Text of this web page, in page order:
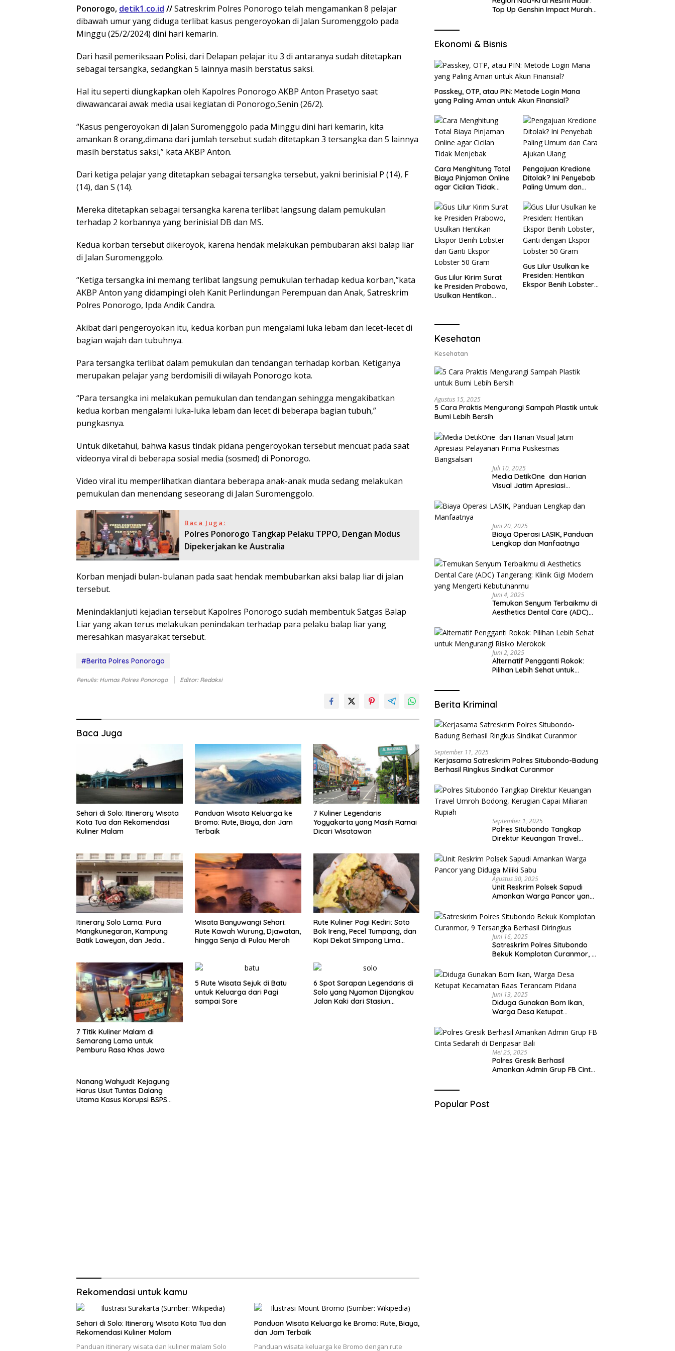
Ponorogo, detik1.co.id //Satreskrim Polres Ponorogo telah mengamankan 8 pelajar
dibawah umur yang diduga terlibat kasus pengeroyokan di Jalan Suromenggolo pada
Minggu (25/2/2024) dini hari kemarin.
Dari hasil pemeriksaan Polisi, dari Delapan pelajar itu 3 di antaranya sudah ditetapkan
sebagai tersangka, sedangkan 5 lainnya masih berstatus saksi.
Hal itu seperti diungkapkan oleh Kapolres Ponorogo AKBP Anton Prasetyo saat
diwawancarai awak media usai kegiatan di Ponorogo,Senin (26/2).
“Kasus pengeroyokan di Jalan Suromenggolo pada Minggu dini hari kemarin, kita
amankan 8 orang,dimana dari jumlah tersebut sudah ditetapkan 3 tersangka dan 5 lainnya
masih berstatus saksi,” kata AKBP Anton.
Dari ketiga pelajar yang ditetapkan sebagai tersangka tersebut, yakni berinisial P (14), F
(14), dan S (14).
Mereka ditetapkan sebagai tersangka karena terlibat langsung dalam pemukulan
terhadap 2 korbannya yang berinisial DB dan MS.
Kedua korban tersebut dikeroyok, karena hendak melakukan pembubaran aksi balap liar
di Jalan Suromenggolo.
“Ketiga tersangka ini memang terlibat langsung pemukulan terhadap kedua korban,”kata
AKBP Anton yang didampingi oleh Kanit Perlindungan Perempuan dan Anak, Satreskrim
Polres Ponorogo, Ipda Andik Candra.
Akibat dari pengeroyokan itu, kedua korban pun mengalami luka lebam dan lecet-lecet di
bagian wajah dan tubuhnya.
Para tersangka terlibat dalam pemukulan dan tendangan terhadap korban. Ketiganya
merupakan pelajar yang berdomisili di wilayah Ponorogo kota.
“Para tersangka ini melakukan pemukulan dan tendangan sehingga mengakibatkan
kedua korban mengalami luka-luka lebam dan lecet di beberapa bagian tubuh,”
pungkasnya.
Untuk diketahui, bahwa kasus tindak pidana pengeroyokan tersebut mencuat pada saat
videonya viral di beberapa sosial media (sosmed) di Ponorogo.
Video viral itu memperlihatkan diantara beberapa anak-anak muda sedang melakukan
pemukulan dan menendang seseorang di Jalan Suromenggolo.
Baca Juga:
Polres Ponorogo Tangkap Pelaku TPPO, Dengan Modus
Dipekerjakan ke Australia
Korban menjadi bulan-bulanan pada saat hendak membubarkan aksi balap liar di jalan
tersebut.
Menindaklanjuti kejadian tersebut Kapolres Ponorogo sudah membentuk Satgas Balap
Liar yang akan terus melakukan penindakan terhadap para pelaku balap liar yang
meresahkan masyarakat tersebut.
#Berita Polres Ponorogo
Penulis: Humas Polres Ponorogo Editor: Redaksi
Baca Juga
Sehari di Solo: Itinerary Wisata
Kota Tua dan Rekomendasi
Kuliner Malam
Panduan Wisata Keluarga ke
Bromo: Rute, Biaya, dan Jam
Terbaik
7 Kuliner Legendaris
Yogyakarta yang Masih Ramai
Dicari Wisatawan
Itinerary Solo Lama: Pura
Mangkunegaran, Kampung
Batik Laweyan, dan Jeda
Wisata Banyuwangi Sehari:
Rute Kawah Wurung, Djawatan,
hingga Senja di Pulau Merah
Rute Kuliner Pagi Kediri: Soto
Bok Ireng, Pecel Tumpang, dan
Kopi Dekat Simpang Lima
7 Titik Kuliner Malam di
Semarang Lama untuk
Pemburu Rasa Khas Jawa
5 Rute Wisata Sejuk di Batu
untuk Keluarga dari Pagi
sampai Sore
6 Spot Sarapan Legendaris di
Solo yang Nyaman Dijangkau
Jalan Kaki dari Stasiun
Nanang Wahyudi: Kejagung
Harus Usut Tuntas Dalang
Utama Kasus Korupsi BSPS
Rekomendasi untuk kamu
Sehari di Solo: Itinerary Wisata Kota Tua dan
Rekomendasi Kuliner Malam
Panduan itinerary wisata dan kuliner malam Solo
Panduan Wisata Keluarga ke Bromo: Rute, Biaya,
dan Jam Terbaik
Panduan wisata keluarga ke Bromo dengan rute
Top Up Genshin Impact Murah
Ekonomi & Bisnis
Passkey, OTP, atau PIN: Metode Login Mana
yang Paling Aman untuk Akun Finansial?
Cara Menghitung Total
Biaya Pinjaman Online
agar Cicilan Tidak
Pengajuan Kredione
Ditolak? Ini Penyebab
Paling Umum dan
Gus Lilur Kirim Surat
ke Presiden Prabowo,
Usulkan Hentikan
Lobster 50 Gram
Gus Lilur Usulkan ke
Presiden: Hentikan
Ekspor Benih Lobster,
Kesehatan
Kesehatan
Agustus 15, 2025
5 Cara Praktis Mengurangi Sampah Plastik untuk
Bumi Lebih Bersih
Juli 10, 2025
Media DetikOne dan Harian
Visual Jatim Apresiasi
Bangsalsari
Juni 20, 2025
Biaya Operasi LASIK, Panduan
Lengkap dan Manfaatnya
Juni 4, 2025
Temukan Senyum Terbaikmu di
Aesthetics Dental Care (ADC)
yang Mengerti Kebutuhanmu
Juni 2, 2025
Alternatif Pengganti Rokok:
Pilihan Lebih Sehat untuk
Berita Kriminal
September 11, 2025
Kerjasama Satreskrim Polres Situbondo-Badung
Berhasil Ringkus Sindikat Curanmor
September 1, 2025
Polres Situbondo Tangkap
Direktur Keuangan Travel
Capai Miliaran Rupiah
Agustus 30, 2025
Unit Reskrim Polsek Sapudi
Amankan Warga Pancor yang
Juni 16, 2025
Satreskrim Polres Situbondo
Bekuk Komplotan Curanmor, 9
Juni 13, 2025
Diduga Gunakan Bom Ikan,
Warga Desa Ketupat
Pidana
Mei 25, 2025
Polres Gresik Berhasil
Amankan Admin Grup FB Cinta
Popular Post